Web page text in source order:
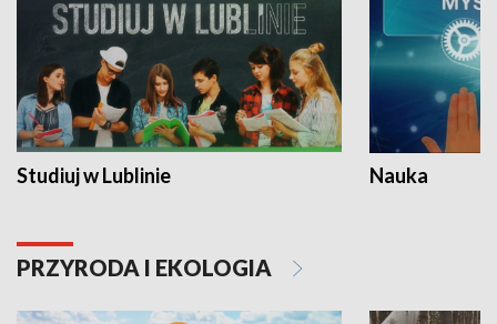
Studiuj w Lublinie Nauka
PRZYRODA I EKOLOGIA